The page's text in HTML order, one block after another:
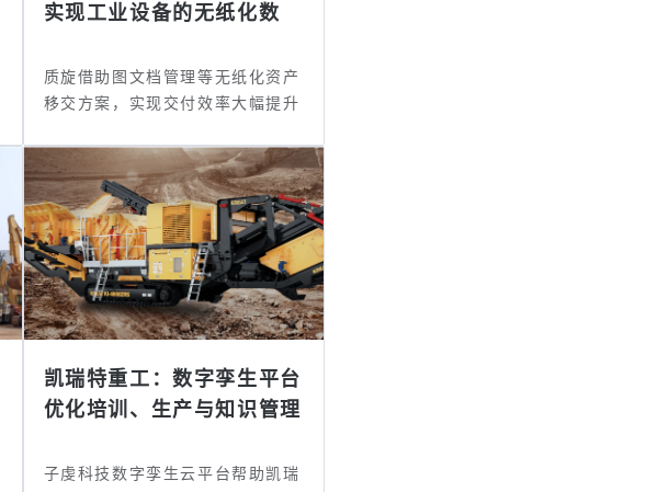
实现工业设备的无纸化数
质旋借助图文档管理等无纸化资产
移交方案，实现交付效率大幅提升
凯瑞特重工：数字孪生平台
优化培训、生产与知识管理
子虔科技数字孪生云平台帮助凯瑞